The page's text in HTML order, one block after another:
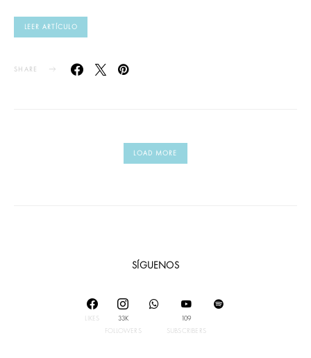
LEER ARTÍCULO
SHARE
LOAD MORE
SÍGUENOS
LIKES
33K
FOLLOWERS
109
SUBSCRIBERS